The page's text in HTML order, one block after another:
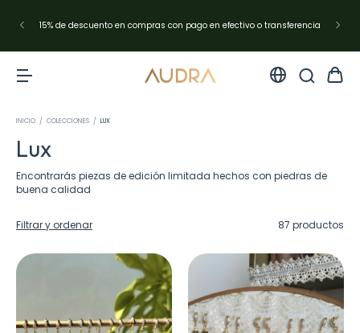
Envíos en Argentina con Andreani✨resto del mundo con DHL Express
INICIO / COLECCIONES / LUX
Lux
Encontrarás piezas de edición limitada hechos con piedras de
buena calidad
Filtrar y ordenar 87 productos